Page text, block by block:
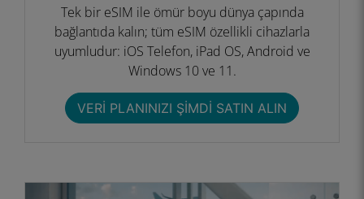
Tek bir eSIM ile ömür boyu dünya çapında
bağlantıda kalın; tüm eSIM özellikli cihazlarla
uyumludur: iOS Telefon, iPad OS, Android ve
Windows 10 ve 11.
VERI PLANINIZI ŞIMDI SATIN ALIN